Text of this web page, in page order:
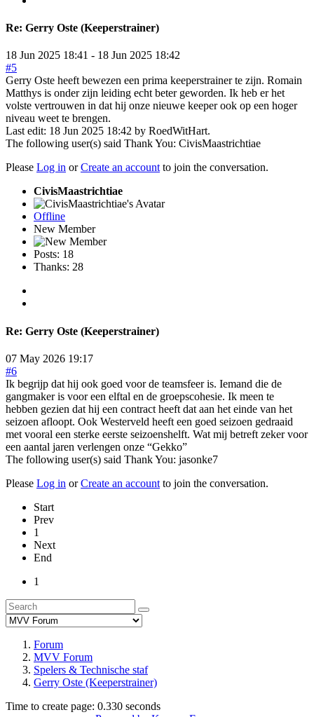
Re: Gerry Oste (Keeperstrainer)
18 Jun 2025 18:41 - 18 Jun 2025 18:42
#5
Gerry Oste heeft bewezen een prima keeperstrainer te zijn. Romain
Matthys is onder zijn leiding echt beter geworden. Ik heb er het
volste vertrouwen in dat hij onze nieuwe keeper ook op een hoger
niveau weet te brengen.
Last edit: 18 Jun 2025 18:42 by RoedWitHart.
The following user(s) said Thank You: CivisMaastrichtiae
Please Log in orCreate an accountto join the conversation.
CivisMaastrichtiae
Offline
New Member
Posts: 18
Thanks: 28
Re: Gerry Oste (Keeperstrainer)
07 May 2026 19:17
#6
Ik begrijp dat hij ook goed voor de teamsfeer is. Iemand die de
gangmaker is voor een elftal en de groepscohesie. Ik meen te
hebben gezien dat hij een contract heeft dat aan het einde van het
seizoen afloopt. Ook Westerveld heeft een goed seizoen gedraaid
met vooral een sterke eerste seizoenshelft. Wat mij betreft zeker voor
een aantal jaren verlengen onze “Gekko”
The following user(s) said Thank You: jasonke7
Please Log in orCreate an account to join the conversation.
Start
Prev
1
Next
End
1
Forum
MVV Forum
Spelers & Technische staf
Gerry Oste (Keeperstrainer)
Time to create page: 0.330 seconds